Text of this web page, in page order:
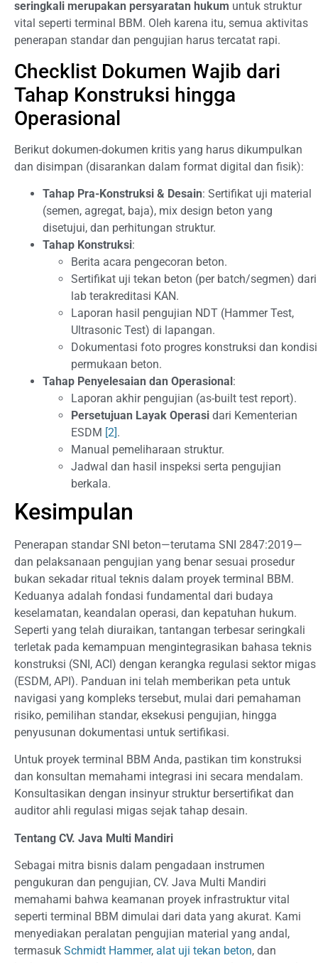
seringkali merupakan persyaratan hukum untuk struktur
vital seperti terminal BBM. Oleh karena itu, semua aktivitas
penerapan standar dan pengujian harus tercatat rapi.
Checklist Dokumen Wajib dari
Tahap Konstruksi hingga
Operasional
Berikut dokumen-dokumen kritis yang harus dikumpulkan
dan disimpan (disarankan dalam format digital dan fisik):
Tahap Pra-Konstruksi & Desain: Sertifikat uji material
(semen, agregat, baja), mix design beton yang
disetujui, dan perhitungan struktur.
Tahap Konstruksi:
Berita acara pengecoran beton.
Sertifikat uji tekan beton (per batch/segmen) dari
lab terakreditasi KAN.
Laporan hasil pengujian NDT (Hammer Test,
Ultrasonic Test) di lapangan.
Dokumentasi foto progres konstruksi dan kondisi
permukaan beton.
Tahap Penyelesaian dan Operasional:
Laporan akhir pengujian (as-built test report).
Persetujuan Layak Operasi dari Kementerian
ESDM [2].
Manual pemeliharaan struktur.
Jadwal dan hasil inspeksi serta pengujian
berkala.
Kesimpulan
Penerapan standar SNI beton—terutama SNI 2847:2019—
dan pelaksanaan pengujian yang benar sesuai prosedur
bukan sekadar ritual teknis dalam proyek terminal BBM.
Keduanya adalah fondasi fundamental dari budaya
keselamatan, keandalan operasi, dan kepatuhan hukum.
Seperti yang telah diuraikan, tantangan terbesar seringkali
terletak pada kemampuan mengintegrasikan bahasa teknis
konstruksi (SNI, ACI) dengan kerangka regulasi sektor migas
(ESDM, API). Panduan ini telah memberikan peta untuk
navigasi yang kompleks tersebut, mulai dari pemahaman
risiko, pemilihan standar, eksekusi pengujian, hingga
penyusunan dokumentasi untuk sertifikasi.
Untuk proyek terminal BBM Anda, pastikan tim konstruksi
dan konsultan memahami integrasi ini secara mendalam.
Konsultasikan dengan insinyur struktur bersertifikat dan
auditor ahli regulasi migas sejak tahap desain.
Tentang CV. Java Multi Mandiri
Sebagai mitra bisnis dalam pengadaan instrumen
pengukuran dan pengujian, CV. Java Multi Mandiri
memahami bahwa keamanan proyek infrastruktur vital
seperti terminal BBM dimulai dari data yang akurat. Kami
menyediakan peralatan pengujian material yang andal,
termasuk Schmidt Hammer, alat uji tekan beton, dan